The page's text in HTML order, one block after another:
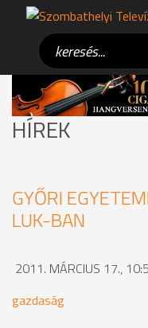
HÍREK
GYŐRI
LUK-BAN
2011. MÁRCIUS 17.,
gazdaság